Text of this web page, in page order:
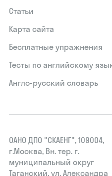
Статьи
Карта сайта
Бесплатные упражнения
Тесты по английскому
Англо-русский словарь
ОАНО ДПО "СКАЕНГ", 109004,
г.Москва, Вн. тер. г.
муниципальный округ
Таганский, ул. Александра